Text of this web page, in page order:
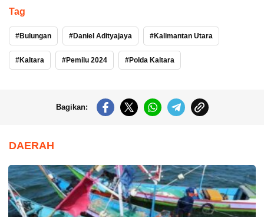
Tag
Bulungan Daniel Adityajaya Kalimantan Utara
Kaltara Pemilu 2024 Polda Kaltara
Bagikan:
DAERAH